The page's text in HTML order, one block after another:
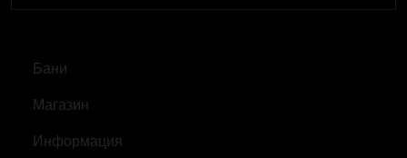
Бани
Магазин
Информация